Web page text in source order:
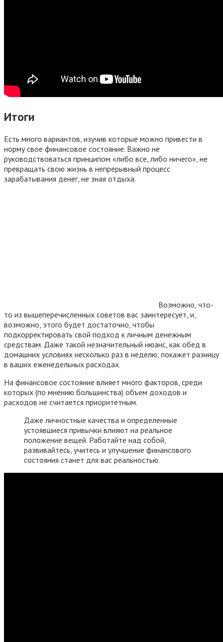
Итоги
Есть много вариантов, изучив которые можно привести в
норму свое финансовое состояние. Важно не
руководствоваться принципом «либо все, либо ничего», не
превращать свою жизнь в непрерывный процесс
зарабатывания денег, не зная отдыха.
Возможно, что-
то из вышеперечисленных советов вас заинтересует, и,
возможно, этого будет достаточно, чтобы
подкорректировать свой подход к личным денежным
средствам. Даже такой незначительный нюанс, как обед в
домашних условиях несколько раз в неделю, покажет разницу
в ваших еженедельных расходах.
На финансовое состояние влияет много факторов, среди
которых (по мнению большинства) объем доходов и
расходов не считается приоритетным.
Даже личностные качества и определенные
устоявшиеся привычки влияют на реальное
положение вещей. Работайте над собой,
развивайтесь, учитесь и улучшение финансового
состояния станет для вас реальностью.